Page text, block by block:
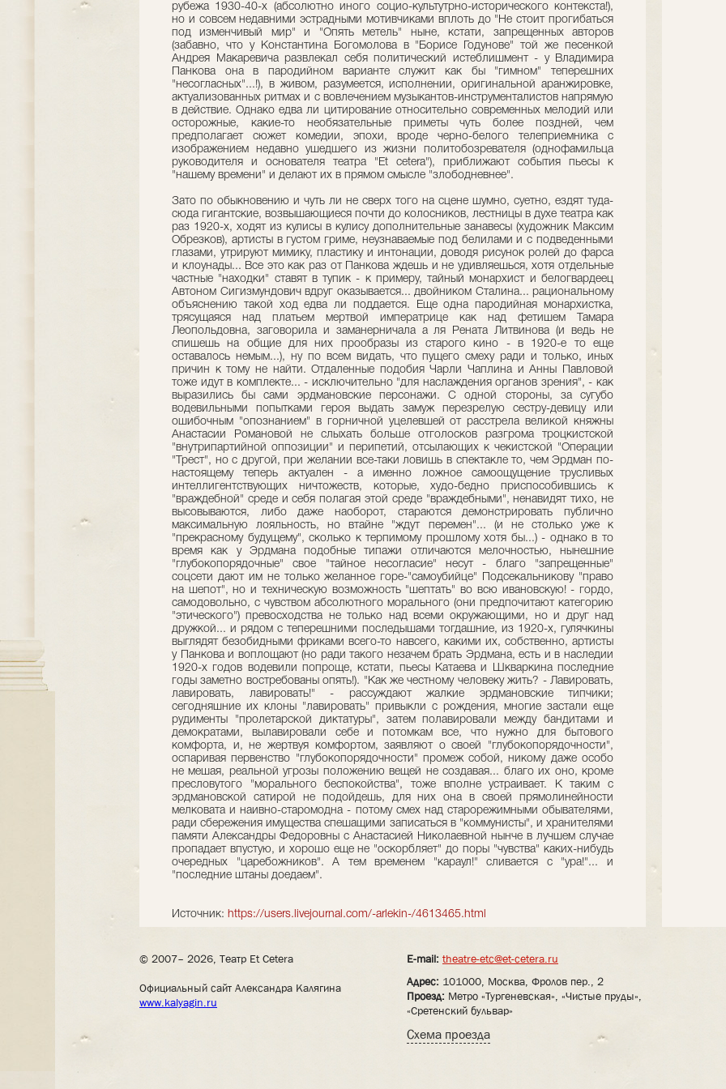
рубежа 1930-40-х (абсолютно иного социо-культутрно-исторического контекста!),
но и совсем недавними эстрадными мотивчиками вплоть до "Не стоит прогибаться
под изменчивый мир" и "Опять метель" ныне, кстати, запрещенных авторов
(забавно, что у Константина Богомолова в "Борисе Годунове" той же песенкой
Андрея Макаревича развлекал себя политический истеблишмент - у Владимира
Панкова она в пародийном варианте служит как бы "гимном" теперешних
"несогласных"...!), в живом, разумеется, исполнении, оригинальной аранжировке,
актуализованных ритмах и с вовлечением музыкантов-инструменталистов напрямую
в действие. Однако едва ли цитирование относительно современных мелодий или
осторожные, какие-то необязательные приметы чуть более поздней, чем
предполагает сюжет комедии, эпохи, вроде черно-белого телеприемника с
изображением недавно ушедшего из жизни политобозревателя (однофамильца
руководителя и основателя театра "Et cetera"), приближают события пьесы к
"нашему времени" и делают их в прямом смысле "злободневнее".
Зато по обыкновению и чуть ли не сверх того на сцене шумно, суетно, ездят туда-
сюда гигантские, возвышающиеся почти до колосников, лестницы в духе театра как
раз 1920-х, ходят из кулисы в кулису дополнительные занавесы (художник Максим
Обрезков), артисты в густом гриме, неузнаваемые под белилами и с подведенными
глазами, утрируют мимику, пластику и интонации, доводя рисунок ролей до фарса
и клоунады... Все это как раз от Панкова ждешь и не удивляешься, хотя отдельные
частные "находки" ставят в тупик - к примеру, тайный монархист и белогвардеец
Автоном Сигизмундович вдруг оказывается... двойником Сталина... рациональному
объяснению такой ход едва ли поддается. Еще одна пародийная монархистка,
трясущаяся над платьем мертвой императрице как над фетишем Тамара
Леопольдовна, заговорила и заманерничала а ля Рената Литвинова (и ведь не
спишешь на общие для них прообразы из старого кино - в 1920-е то еще
оставалось немым...), ну по всем видать, что пущего смеху ради и только, иных
причин к тому не найти. Отдаленные подобия Чарли Чаплина и Анны Павловой
тоже идут в комплекте... - исключительно "для наслаждения органов зрения", - как
выразились бы сами эрдмановские персонажи. С одной стороны, за сугубо
водевильными попытками героя выдать замуж перезрелую сестру-девицу или
ошибочным "опознанием" в горничной уцелевшей от расстрела великой княжны
Анастасии Романовой не слыхать больше отголосков разгрома троцкистской
"внутрипартийной оппозиции" и перипетий, отсылающих к чекистской "Операции
"Трест", но с другой, при желании все-таки ловишь в спектакле то, чем Эрдман по-
настоящему теперь актуален - а именно ложное самоощущение трусливых
интеллигентствующих ничтожеств, которые, худо-бедно приспособившись к
"враждебной" среде и себя полагая этой среде "враждебными", ненавидят тихо, не
высовываются, либо даже наоборот, стараются демонстрировать публично
максимальную лояльность, но втайне "ждут перемен"... (и не столько уже к
"прекрасному будущему", сколько к терпимому прошлому хотя бы...) - однако в то
время как у Эрдмана подобные типажи отличаются мелочностью, нынешние
"глубокопорядочные" свое "тайное несогласие" несут - благо "запрещенные"
соцсети дают им не только желанное горе-"самоубийце" Подсекальникову "право
на шепот", но и техническую возможность "шептать" во всю ивановскую! - гордо,
самодовольно, с чувством абсолютного морального (они предпочитают категорию
"этического") превосходства не только над всеми окружающими, но и друг над
дружкой... и рядом с теперешними последышами тогдашние, из 1920-х, гулячкины
выглядят безобидными фриками всего-то навсего, какими их, собственно, артисты
у Панкова и воплощают (но ради такого незачем брать Эрдмана, есть и в наследии
1920-х годов водевили попроще, кстати, пьесы Катаева и Шкваркина последние
годы заметно востребованы опять!). "Как же честному человеку жить? - Лавировать,
лавировать, лавировать!" - рассуждают жалкие эрдмановские типчики;
сегодняшние их клоны "лавировать" привыкли с рождения, многие застали еще
рудименты "пролетарской диктатуры", затем полавировали между бандитами и
демократами, вылавировали себе и потомкам все, что нужно для бытового
комфорта, и, не жертвуя комфортом, заявляют о своей "глубокопорядочности",
оспаривая первенство "глубокопорядочности" промеж собой, никому даже особо
не мешая, реальной угрозы положению вещей не создавая... благо их оно, кроме
пресловутого "морального беспокойства", тоже вполне устраивает. К таким с
эрдмановской сатирой не подойдешь, для них она в своей прямолинейности
мелковата и наивно-старомодна - потому смех над старорежимными обывателями,
ради сбережения имущества спешащими записаться в "коммунисты", и хранителями
памяти Александры Федоровны с Анастасией Николаевной нынче в лучшем случае
пропадает впустую, и хорошо еще не "оскорбляет" до поры "чувства" каких-нибудь
очередных "царебожников". А тем временем "караул!" сливается с "ура!"... и
"последние штаны доедаем".
Источник: https://users.livejournal.com/-arlekin-/4613465.html
© 2007– 2026, Театр Et Cetera
Официальный сайт Александра Калягина
www.kalyagin.ru
E-mail: theatre-etc@et-cetera.ru
Адрес: 101000, Москва, Фролов пер., 2
Проезд: Метро «Тургеневская», «Чистые пруды»,
«Сретенский бульвар»
Схема проезда